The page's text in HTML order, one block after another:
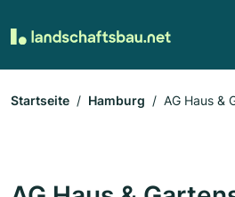
Startseite Hamburg AG Haus &